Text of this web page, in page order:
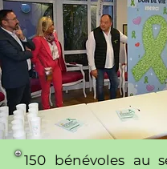
150 bénévoles au